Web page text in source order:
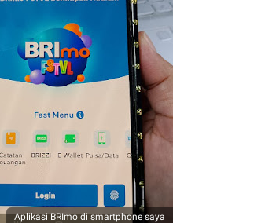
Aplikasi BRImo di smartphone saya